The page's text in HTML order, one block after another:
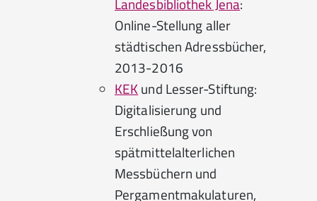
Online-Stellung aller
städtischen Adressbücher,
2013-2016
KEKund Lesser-Stiftung:
Digitalisierung und
Erschließung von
spätmittelalterlichen
Messbüchern und
Pergamentmakulaturen,